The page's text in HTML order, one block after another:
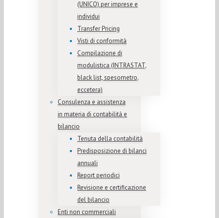
(UNICO) per imprese e
individui
Transfer Pricing
Visti di conformità
Compilazione di
modulistica (INTRASTAT,
black list, spesometro,
eccetera)
Consulenza e assistenza
in materia di contabilità e
bilancio
Tenuta della contabilità
Predisposizione di bilanci
annuali
Report periodici
Revisione e certificazione
del bilancio
Enti non commerciali